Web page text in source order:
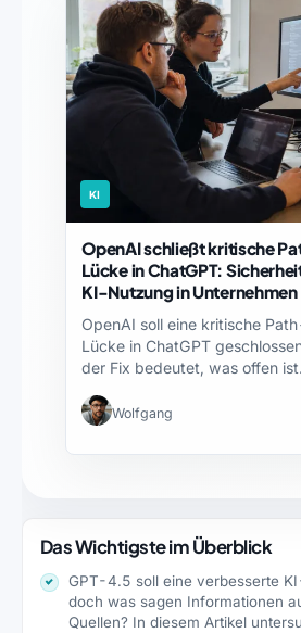
KI
OpenAI schließt kritische
Lücke in ChatGPT:
KI-Nutzung in Unternehmen
OpenAI soll eine kritische
Lücke in ChatGPT
der Fix bedeutet, was offen
Wolfgang
Das Wichtigste im Überblick
GPT-4.5 soll eine verbesserte
doch was sagen Informationen
Quellen? In diesem Artikel